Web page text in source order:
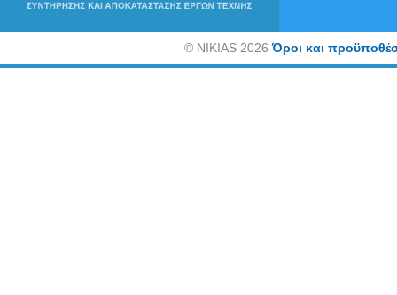
©NIKIAS 2026Όροι και